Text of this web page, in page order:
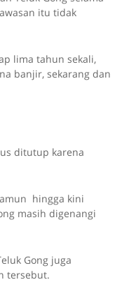
itu tidak
lima tahun sekali,
banjir, sekarang dan
ditutup karena
hingga kini
masih digenangi
Gong juga
tersebut.